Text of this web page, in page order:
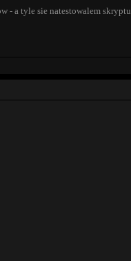
- a tyle sie natestowalem skryptu